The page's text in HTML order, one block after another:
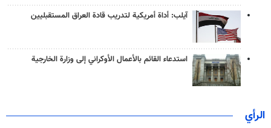
آيلب: أداة أمريكية لتدريب قادة العراق المستقبليين
استدعاء القائم بالأعمال الأوكراني إلى وزارة الخارجية
الرأي